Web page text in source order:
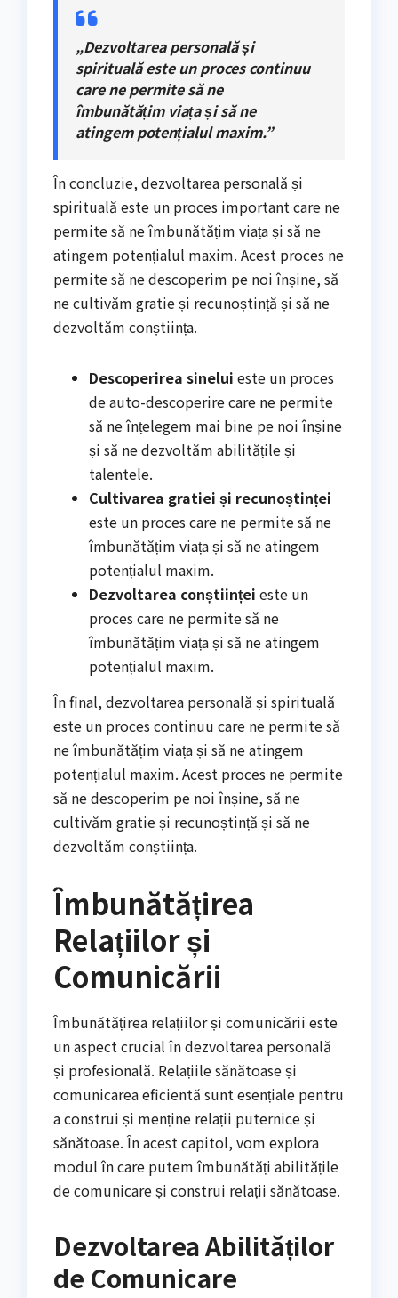
„Dezvoltarea personală și
spirituală este un proces continuu
care ne permite să ne
îmbunătățim viața și să ne
atingem potențialul maxim.”
În concluzie, dezvoltarea personală și
spirituală este un proces important care ne
permite să ne îmbunătățim viața și să ne
atingem potențialul maxim. Acest proces ne
permite să ne descoperim pe noi înșine, să
ne cultivăm gratie și recunoștință și să ne
dezvoltăm conștiința.
Descoperirea sinelui este un proces
de auto-descoperire care ne permite
să ne înțelegem mai bine pe noi înșine
și să ne dezvoltăm abilitățile și
talentele.
Cultivarea gratiei și recunoștinței
este un proces care ne permite să ne
îmbunătățim viața și să ne atingem
potențialul maxim.
Dezvoltarea conștiinței este un
proces care ne permite să ne
îmbunătățim viața și să ne atingem
potențialul maxim.
În final, dezvoltarea personală și spirituală
este un proces continuu care ne permite să
ne îmbunătățim viața și să ne atingem
potențialul maxim. Acest proces ne permite
să ne descoperim pe noi înșine, să ne
cultivăm gratie și recunoștință și să ne
dezvoltăm conștiința.
Îmbunătățirea
Relațiilor și
Comunicării
Îmbunătățirea relațiilor și comunicării este
un aspect crucial în dezvoltarea personală
și profesională. Relațiile sănătoase și
comunicarea eficientă sunt esențiale pentru
a construi și menține relații puternice și
sănătoase. În acest capitol, vom explora
modul în care putem îmbunătăți abilitățile
de comunicare și construi relații sănătoase.
Dezvoltarea Abilităților
de Comunicare